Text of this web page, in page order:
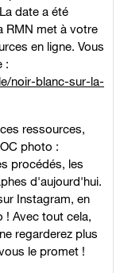
date a été
RMN met à votre
en ligne. Vous
:
noir-blanc-sur-la-
ressources,
photo :
procédés, les
d'aujourd'hui.
Instagram, en
! Avec tout cela,
regarderez plus
le promet !